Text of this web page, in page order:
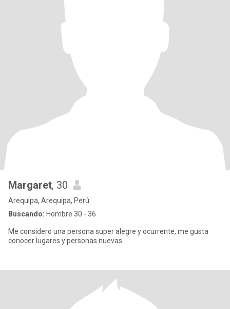
Margaret, 30
Arequipa, Arequipa, Perú
Buscando: Hombre 30 - 36
Me considero una persona super alegre y ocurrente, me gusta
conocer lugares y personas nuevas.